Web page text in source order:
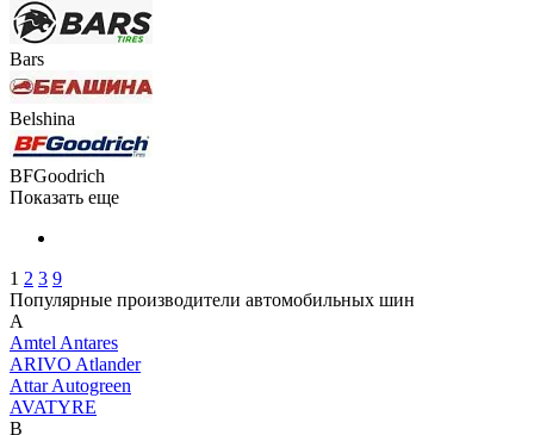
Bars
Belshina
BFGoodrich
Показать еще
1 2 3 9
Популярные производители автомобильных шин
A
Amtel Antares
ARIVO Atlander
AttarAutogreen
AVATYRE
B